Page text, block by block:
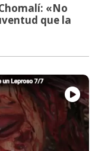
«No
que la